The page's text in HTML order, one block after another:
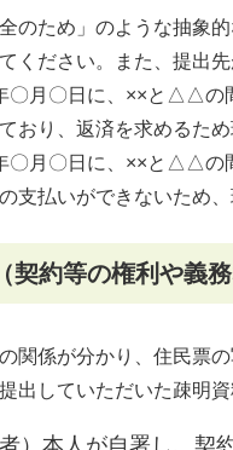
全のため」のような抽象
ください。また、提出
〇月〇日に、××と△△の
おり、返済を求めるた
〇月〇日に、××と△△の
支払いができないため
約等の権利や義務
関係が分かり、住民票
出していただいた疎明
本人が自署し、契